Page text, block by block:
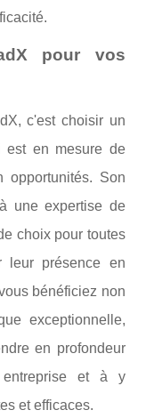
pour vos
c'est choisir un
en mesure de
opportunités. Son
une expertise de
choix pour toutes
leur présence en
bénéficiez non
exceptionnelle,
en profondeur
entreprise et à y
et efficaces.